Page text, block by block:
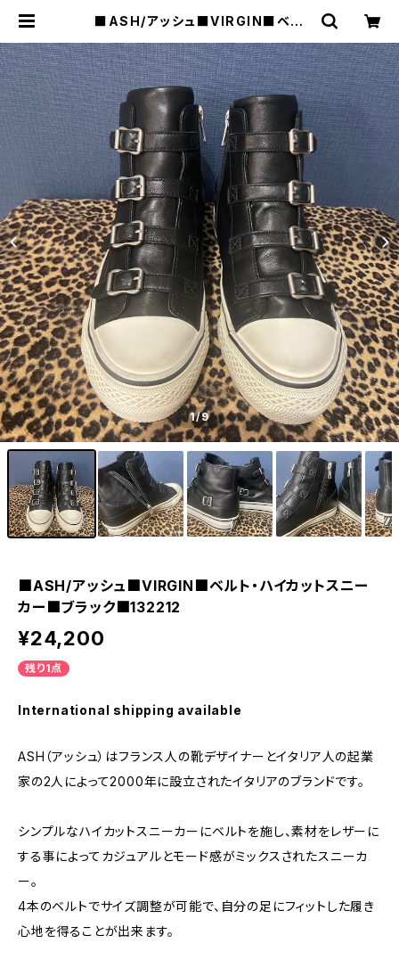
■ASH/アッシュ■VIRGIN■ベル
132212 | raquel
1/9
■ASH/アッシュ■VIRGIN■ベルト・ハイカットスニー
カー■ブラック■132212
¥24,200
残り1点
International shipping available
ASH（アッシュ）はフランス人の靴デザイナーとイタリア人の起業
家の2人によって2000年に設立されたイタリアのブランドです。
シンプルなハイカットスニーカーにベルトを施し、素材をレザーに
する事によってカジュアルとモード感がミックスされたスニーカ
ー。
4本のベルトでサイズ調整が可能で、自分の足にフィットした履き
心地を得ることが出来ます。